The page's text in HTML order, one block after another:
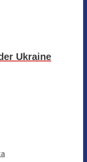
Ukraine